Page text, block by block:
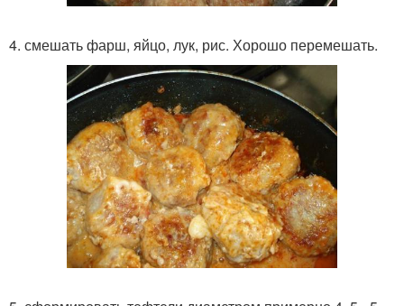
4. смешать фарш, яйцо, лук, рис. Хорошо перемешать.